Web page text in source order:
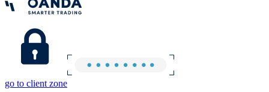
go to client zone